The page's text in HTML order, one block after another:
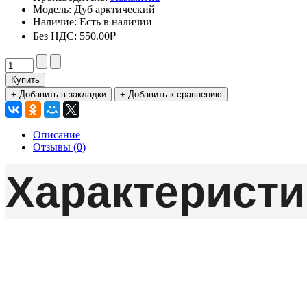
Модель: Дуб арктический
Наличие: Есть в наличии
Без НДС: 550.00₽
Купить
+ Добавить в закладки
+ Добавить к сравнению
Описание
Отзывы (0)